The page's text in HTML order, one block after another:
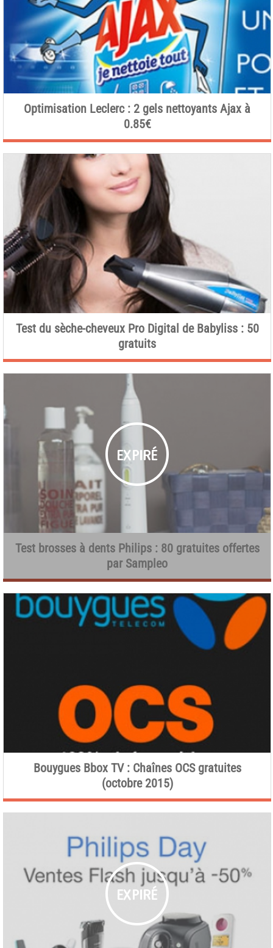
Optimisation Leclerc : 2 gels nettoyants Ajax à
0.85€
Test du sèche-cheveux Pro Digital de Babyliss : 50
gratuits
Test brosses à dents Philips : 80 gratuites offertes
par Sampleo
Bouygues Bbox TV : Chaînes OCS gratuites
(octobre 2015)